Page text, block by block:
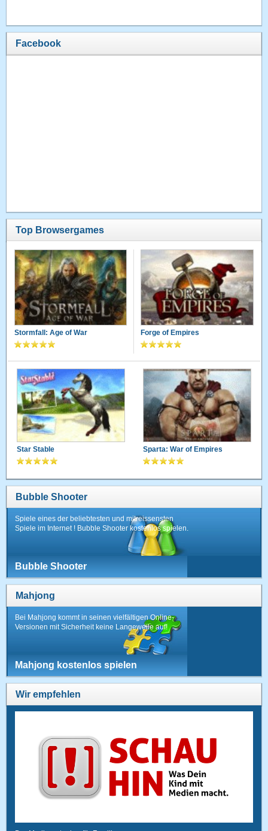
Facebook
Top Browsergames
Stormfall: Age of War Forge of Empires
Star Stable Sparta: War of Empires
Bubble Shooter
Spiele eines der beliebtesten und mitreissensten
Spiele im Internet ! Bubble Shooter kostenlos spielen.
Bubble Shooter
Mahjong
Bei Mahjong kommt in seinen vielfältigen Online-
Versionen mit Sicherheit keine Langeweile auf!
Mahjong kostenlos spielen
Wir empfehlen